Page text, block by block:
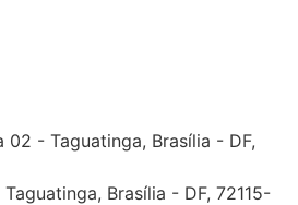
02 - Taguatinga, Brasília - DF,
Brasília - DF, 72115-